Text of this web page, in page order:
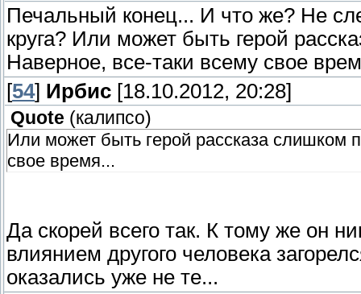
Печальный конец... И что же? Не
круга? Или может быть герой
Наверное, все-таки всему свое
[54] Ирбис [18.10.2012, 20:28]
Quote (калипсо)
Или может быть герой рассказа слишком
свое время...
Да скорей всего так. К тому же он
влиянием другого человека
оказались уже не те...